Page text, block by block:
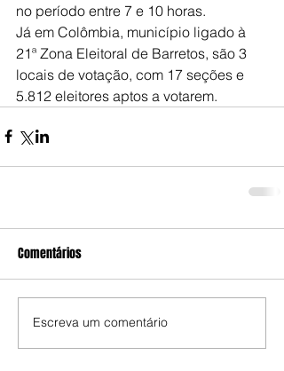
no período entre 7 e 10 horas.
Já em Colômbia, município ligado à
21ª Zona Eleitoral de Barretos, são 3
locais de votação, com 17 seções e
5.812 eleitores aptos a votarem.
Comentários
Escreva um comentário